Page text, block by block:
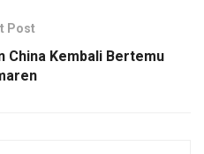
Post
China Kembali Bertemu